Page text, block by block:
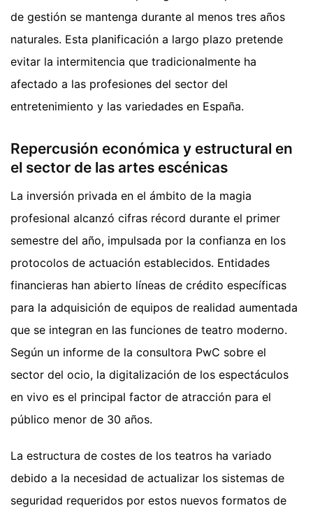
de gestión se mantenga durante al menos tres años
naturales. Esta planificación a largo plazo pretende
evitar la intermitencia que tradicionalmente ha
afectado a las profesiones del sector del
entretenimiento y las variedades en España.
Repercusión económica y estructural en
el sector de las artes escénicas
La inversión privada en el ámbito de la magia
profesional alcanzó cifras récord durante el primer
semestre del año, impulsada por la confianza en los
protocolos de actuación establecidos. Entidades
financieras han abierto líneas de crédito específicas
para la adquisición de equipos de realidad aumentada
que se integran en las funciones de teatro moderno.
Según un informe de la consultora PwC sobre el
sector del ocio, la digitalización de los espectáculos
en vivo es el principal factor de atracción para el
público menor de 30 años.
La estructura de costes de los teatros ha variado
debido a la necesidad de actualizar los sistemas de
seguridad requeridos por estos nuevos formatos de